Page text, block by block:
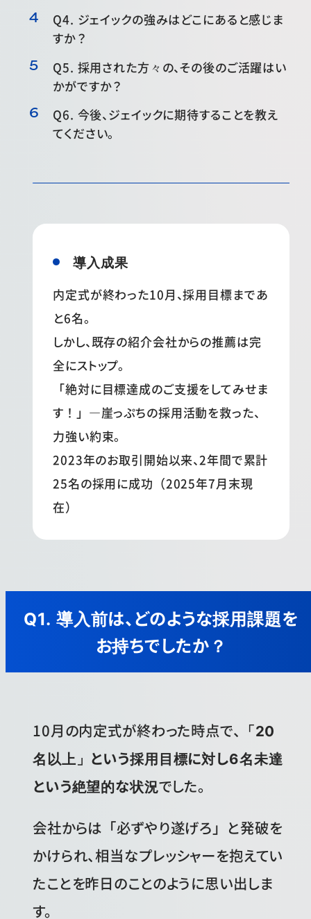
Q4. ジェイックの強みはどこにあると感じま
すか？
Q5. 採用された方々の、その後のご活躍はい
かがですか？
Q6. 今後、ジェイックに期待することを教え
てください。
導入成果
内定式が終わった10月、採用目標まであ
と6名。
しかし、既存の紹介会社からの推薦は完
全にストップ。
「絶対に目標達成のご支援をしてみせま
す！」―崖っぷちの採用活動を救った、
力強い約束。
2023年のお取引開始以来、2年間で累計
25名の採用に成功（2025年7月末現
在）
Q1. 導入前は、どのような採用課題を
お持ちでしたか？
10月の内定式が終わった時点で、 「20
名以上」という採用目標に対し6名未達
という絶望的な状況でした。
会社からは「必ずやり遂げろ」と発破を
かけられ、相当なプレッシャーを抱えてい
たことを昨日のことのように思い出しま
す。